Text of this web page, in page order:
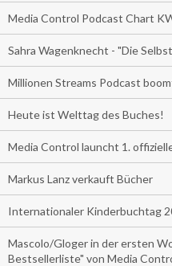
Media Control Podcast Chart
Sahra Wagenknecht - "Die
Millionen Streams Podcast
Heute ist Welttag des Buches!
Media Control launcht 1.
Markus Lanz verkauft Bücher
Internationaler Kinderbuchtag
Mascolo/Gloger in der ersten
Bestsellerliste" von Media